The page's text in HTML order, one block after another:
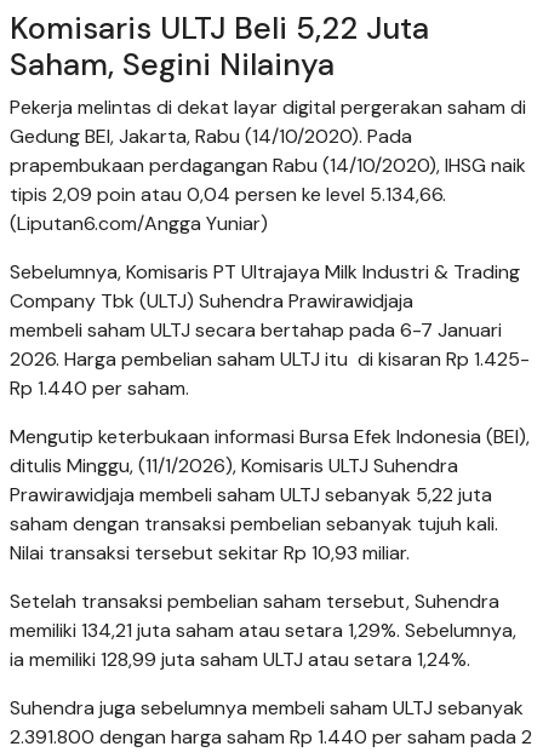
Komisaris ULTJ Beli 5,22 Juta
Saham, Segini Nilainya
Pekerja melintas di dekat layar digital pergerakan saham di
Gedung BEI, Jakarta, Rabu (14/10/2020). Pada
prapembukaan perdagangan Rabu (14/10/2020), IHSG naik
tipis 2,09 poin atau 0,04 persen ke level 5.134,66.
(Liputan6.com/Angga Yuniar)
Sebelumnya, Komisaris PT Ultrajaya Milk Industri & Trading
Company Tbk (ULTJ) Suhendra Prawirawidjaja
membeli saham ULTJ secara bertahap pada 6-7 Januari
2026. Harga pembelian saham ULTJ itu di kisaran Rp 1.425-
Rp 1.440 per saham.
Mengutip keterbukaan informasi Bursa Efek Indonesia (BEI),
ditulis Minggu, (11/1/2026), Komisaris ULTJ Suhendra
Prawirawidjaja membeli saham ULTJ sebanyak 5,22 juta
saham dengan transaksi pembelian sebanyak tujuh kali.
Nilai transaksi tersebut sekitar Rp 10,93 miliar.
Setelah transaksi pembelian saham tersebut, Suhendra
memiliki 134,21 juta saham atau setara 1,29%. Sebelumnya,
ia memiliki 128,99 juta saham ULTJ atau setara 1,24%.
Suhendra juga sebelumnya membeli saham ULTJ sebanyak
2.391.800 dengan harga saham Rp 1.440 per saham pada 2